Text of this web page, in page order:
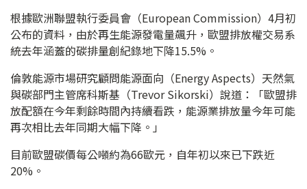
根據歐洲聯盟執行委員會（European Commission）4月初
公布的資料，由於再生能源發電量飆升，歐盟排放權交易系
統去年涵蓋的碳排量創紀錄地下降15.5%。
倫敦能源市場研究顧問能源面向（Energy Aspects）天然氣
與碳部門主管席科斯基（Trevor Sikorski）說道：「歐盟排
放配額在今年剩餘時間內持續看跌，能源業排放量今年可能
再次相比去年同期大幅下降。」
目前歐盟碳價每公噸約為66歐元，自年初以來已下跌近
20%。